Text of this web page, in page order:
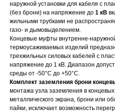
наружной установки для кабеля с
(без брони) на напряжение до 1 кВ
жильными трубками не
газо- и дымовыделением.
Концевые муфты внутренне-
термоусаживаемых изделий
трехжильных силовых кабелей с
напряжение до 1 кВ. Диапазон
среды от -50°С до +50°С.
Комплект заземления брони
монтажа узла заземления в
металлического экрана, брони или
пайки, исключает возможность